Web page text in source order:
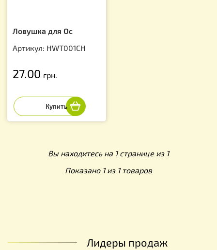
Ловушка для Ос
Артикул: HWT001CH
27.00 грн.
Вы находитесь на 1 странице из 1
Показано 1 из 1 товаров
Лидеры продаж